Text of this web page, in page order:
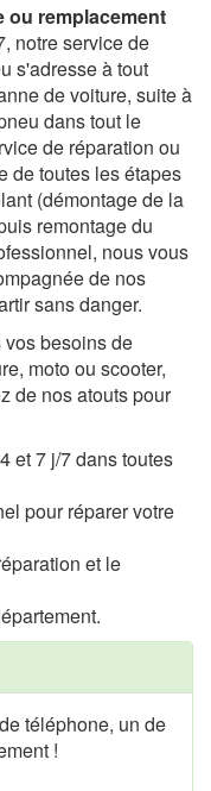
ou remplacement
notre service de
s'adresse à tout
de voiture, suite à
dans tout le
de réparation ou
de toutes les étapes
(démontage de la
remontage du
nous vous
de nos
sans danger.
vos besoins de
moto ou scooter,
de nos atouts pour
et 7 j/7 dans toutes
pour réparer votre
et le
téléphone, un de
!